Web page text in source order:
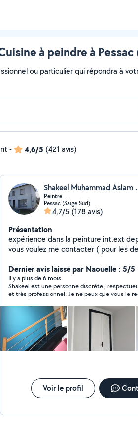
à peindre à
ou particulier qui répondra à
- 4,6/5 (421 avis)
Shakeel
Peintre
Pessac (Saige Sud)
4,7/5 (178 avis)
Présentation
expérience dans la peinture int.ext
vous voulez me contacter ( pour les
tapisserie.
Dernier avis laissé par Naouelle : 5/5
Il y a plus de 6 mois
Shakeel est une personne discrète ,
et très professionnel. Je ne peux que vous le
dans deux chambres et j’en suis très contente
travail de pro et tellement propre . J’ai eu affaire
juste avant qui m’avait fait un carnage . N
Voir le profil